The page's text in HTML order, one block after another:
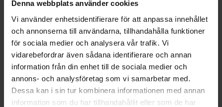
Denna webbplats använder cookies
Vi använder enhetsidentifierare för att anpassa innehållet
och annonserna till användarna, tillhandahålla funktioner
för sociala medier och analysera vår trafik. Vi
vidarebefordrar även sådana identifierare och annan
information från din enhet till de sociala medier och
annons- och analysföretag som vi samarbetar med.
Dessa kan i sin tur kombinera informationen med annan
information som du har tillhandahållit eller som de har
2024-03-29–2024-03-29
www.fulltofta.com
info@fulltofta.com
0704 810510